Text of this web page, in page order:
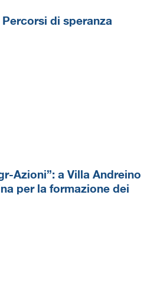
di speranza
Azioni”: a Villa Andreino
per la formazione dei